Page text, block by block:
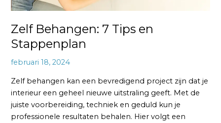
Zelf Behangen: 7 Tips en
Stappenplan
februari 18, 2024
Zelf behangen kan een bevredigend project zijn dat je
interieur een geheel nieuwe uitstraling geeft. Met de
juiste voorbereiding, techniek en geduld kun je
professionele resultaten behalen. Hier volgt een